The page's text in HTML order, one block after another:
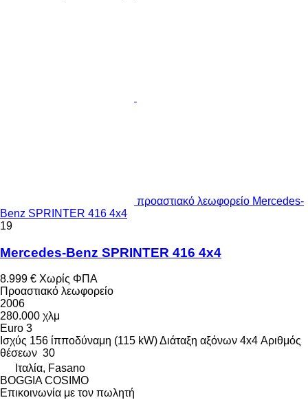
προαστιακό λεωφορείο Mercedes-
Benz SPRINTER 416 4x4
19
Mercedes-Benz SPRINTER 416 4x4
8.999 € Χωρίς ΦΠΑ
Προαστιακό λεωφορείο
2006
280.000 χλμ
Euro 3
Ισχύς 156 ίπποδύναμη (115 kW)Διάταξη αξόνων 4x4 Αριθμός
θέσεων 30
Ιταλία, Fasano
BOGGIA COSIMO
Επικοινωνία με τον πωλητή